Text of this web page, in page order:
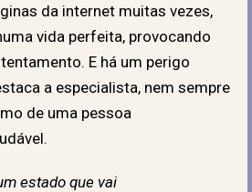
da internet muitas vezes,
vida perfeita, provocando
E há um perigo
a especialista, nem sempre
de uma pessoa
estado que vai